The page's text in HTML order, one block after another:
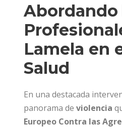
Lamela en
Salud
En una destacada
panorama de violencia
Europeo Contra las